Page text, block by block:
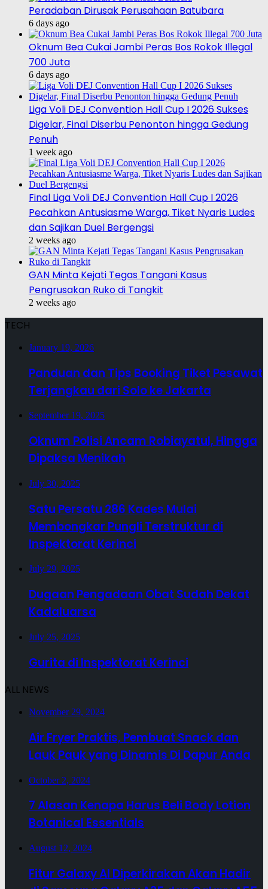
Peradaban Dirusak Perusahaan Batubara
6 days ago
Oknum Bea Cukai Jambi Peras Bos Rokok Illegal
700 Juta
6 days ago
Liga Voli DEJ Convention Hall Cup I 2026 Sukses
Digelar, Final Diserbu Penonton hingga Gedung
Penuh
1 week ago
Final Liga Voli DEJ Convention Hall Cup I 2026
Pecahkan Antusiasme Warga, Tiket Nyaris Ludes
dan Sajikan Duel Bergengsi
2 weeks ago
GAN Minta Kejati Tegas Tangani Kasus
Pengrusakan Ruko di Tangkit
2 weeks ago
TECH
January 19, 2026
Panduan dan Tips Booking Tiket Pesawat
Terjangkau dari Solo ke Jakarta
September 19, 2025
Oknum Polisi Ancam Robiayatul, Hingga
Dipaksa Menikah
July 30, 2025
Satu Persatu 286 Kades Mulai
Membongkar Pungli Terstruktur di
Inspektorat Kerinci
July 29, 2025
Dugaan Pengadaan Obat Sudah Dekat
Kadaluarsa
July 25, 2025
Gurita di Inspektorat Kerinci
ALL NEWS
November 29, 2024
Air Fryer Praktis, Pembuat Snack dan
Lauk Pauk yang Dinamis Di Dapur Anda
October 2, 2024
7 Alasan Kenapa Harus Beli Body Lotion
Botanical Essentials
August 12, 2024
Fitur Galaxy AI Diperkirakan Akan Hadir